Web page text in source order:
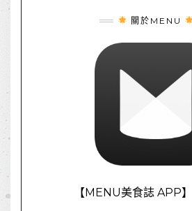
關於MENU
【MENU美食誌 APP】